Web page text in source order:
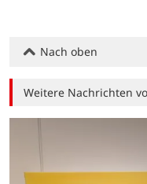
Nach oben
Weitere Nachrichten